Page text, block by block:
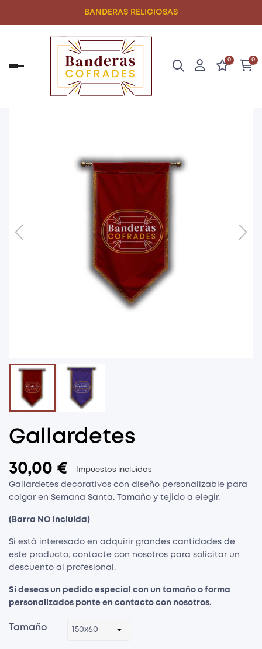
BANDERAS RELIGIOSAS
Navegación
palanca
0 0
Gallardetes
30,00 € Impuestos incluidos
Gallardetes decorativos con diseño personalizable para
colgar en Semana Santa. Tamaño y tejido a elegir.
(Barra NO incluida)
Si está interesado en adquirir grandes cantidades de
este producto, contacte con nosotros para solicitar un
descuento al profesional.
Si deseas un pedido especial con un tamaño o forma
personalizados ponte en contacto con nosotros.
Tamaño